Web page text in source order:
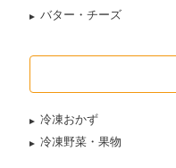
バター・チーズ
冷凍おかず
冷凍野菜・果物